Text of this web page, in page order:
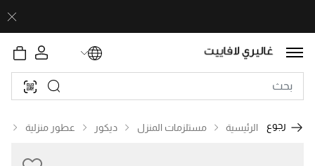
رجوع الرئيسية مستلزمات المنزل ديكور عطور منزلية